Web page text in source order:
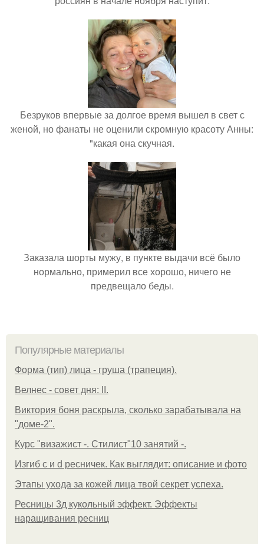
Безруков впервые за долгое время вышел в свет с
женой, но фанаты не оценили скромную красоту Анны:
"какая она скучная.
Заказала шорты мужу, в пункте выдачи всё было
нормально, примерил все хорошо, ничего не
предвещало беды.
Популярные материалы
Форма (тип) лица - груша (трапеция).
Велнес - совет дня: II.
Виктория боня раскрыла, сколько зарабатывала на
"доме-2".
Курс "визажист -. Стилист"10 занятий -.
Изгиб c и d ресничек. Как выглядит: описание и фото
Этапы ухода за кожей лица твой секрет успеха.
Ресницы 3д кукольный эффект. Эффекты
наращивания ресниц